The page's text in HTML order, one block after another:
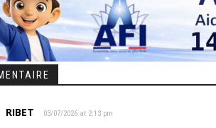
RIBET 03/07/2026 at 2:13 pm